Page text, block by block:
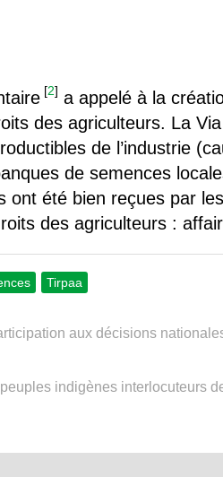
[2] a appelé à la
des agriculteurs. La
de l’industrie
de semences
ont été bien reçues par
des agriculteurs :
Tirpaa
aux décisions
indigènes interlocuteurs